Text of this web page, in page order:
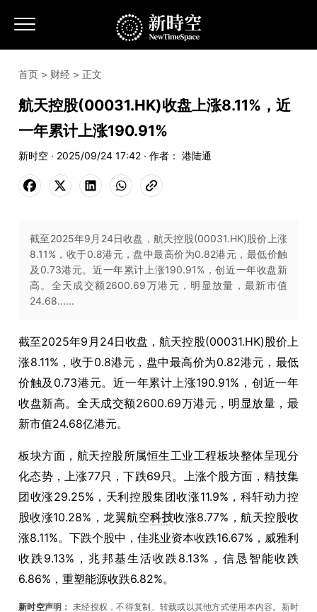
首页 > 财经 > 正文
航天控股(00031.HK)收盘上涨8.11%，近
一年累计上涨190.91%
新时空 · 2025/09/24 17:42 · 作者： 港陆通
截至2025年9月24日收盘，航天控股(00031.HK)股价上涨
8.11%，收于0.8港元，盘中最高价为0.82港元，最低价触
及0.73港元。近一年累计上涨190.91%，创近一年收盘新
高。全天成交额2600.69万港元，明显放量，最新市值
24.68......
截至2025年9月24日收盘，航天控股(00031.HK)股价上
涨8.11%，收于0.8港元，盘中最高价为0.82港元，最低
价触及0.73港元。近一年累计上涨190.91%，创近一年
收盘新高。全天成交额2600.69万港元，明显放量，最
新市值24.68亿港元。
板块方面，航天控股所属恒生工业工程板块整体呈现分
化态势，上涨77只，下跌69只。上涨个股方面，精技集
团收涨29.25%，天利控股集团收涨11.9%，科轩动力控
股收涨10.28%，龙翼航空科技收涨8.77%，航天控股收
涨8.11%。下跌个股中，佳兆业资本收跌16.67%，威雅利
收跌9.13%，兆邦基生活收跌8.13%，信恳智能收跌
6.86%，重塑能源收跌6.82%。
新时空声明： 未经授权，不得复制、转载或以其他方式使用本内容。新时